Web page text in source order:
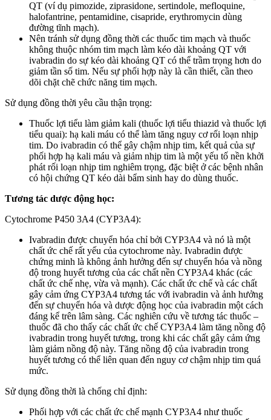
QT (ví dụ pimozide, ziprasidone, sertindole, mefloquine,
halofantrine, pentamidine, cisapride, erythromycin dùng
đường tĩnh mạch).
Nên tránh sử dụng đồng thời các thuốc tim mạch và thuốc
không thuộc nhóm tim mạch làm kéo dài khoảng QT với
ivabradin do sự kéo dài khoảng QT có thể trầm trọng hơn do
giảm tần số tim. Nếu sự phối hợp này là cần thiết, cần theo
dõi chặt chẽ chức năng tim mạch.
Sử dụng đồng thời yêu cầu thận trọng:
Thuốc lợi tiểu làm giảm kali (thuốc lợi tiểu thiazid và thuốc lợi
tiểu quai): hạ kali máu có thể làm tăng nguy cơ rối loạn nhịp
tim. Do ivabradin có thể gây chậm nhịp tim, kết quả của sự
phối hợp hạ kali máu và giảm nhịp tim là một yếu tố nền khởi
phát rối loạn nhịp tim nghiêm trọng, đặc biệt ở các bệnh nhân
có hội chứng QT kéo dài bẩm sinh hay do dùng thuốc.
Tương tác dược động học:
Cytochrome P450 3A4 (CYP3A4):
Ivabradin được chuyển hóa chỉ bởi CYP3A4 và nó là một
chất ức chế rất yếu của cytochrome này. Ivabradin được
chứng minh là không ảnh hưởng đến sự chuyển hóa và nồng
độ trong huyết tương của các chất nền CYP3A4 khác (các
chất ức chế nhẹ, vừa và mạnh). Các chất ức chế và các chất
gây cảm ứng CYP3A4 tương tác với ivabradin và ảnh hưởng
đến sự chuyển hóa và dược động học của ivabradin một cách
đáng kể trên lâm sàng. Các nghiên cứu về tương tác thuốc –
thuốc đã cho thấy các chất ức chế CYP3A4 làm tăng nồng độ
ivabradin trong huyết tương, trong khi các chất gây cảm ứng
làm giảm nồng độ này. Tăng nồng độ của ivabradin trong
huyết tương có thể liên quan đến nguy cơ chậm nhịp tim quá
mức.
Sử dụng đồng thời là chống chỉ định:
Phối hợp với các chất ức chế mạnh CYP3A4 như thuốc